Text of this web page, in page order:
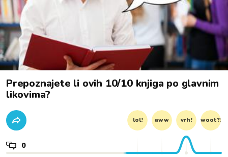
Prepoznajete li ovih 10/10 knjiga po glavnim
likovima?
lol! aww vrh! woot?!
0